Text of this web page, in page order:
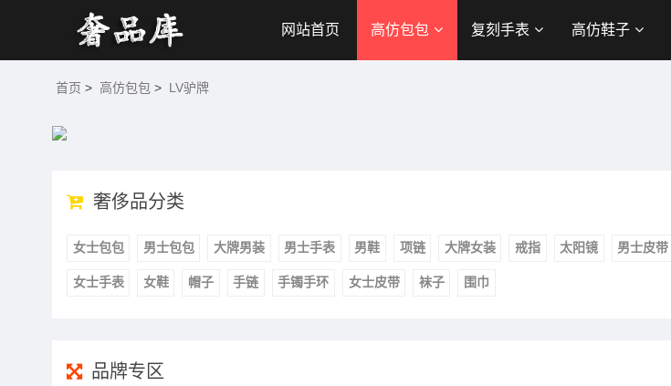
网站首页 高仿包包 复刻手表 高仿鞋子
首页 > 高仿包包 > LV驴牌
奢侈品分类
女士包包 男士包包 大牌男装 男士手表 男鞋 项链 大牌女装 戒指 太阳镜 男士皮带
女士手表 女鞋 帽子 手链 手镯手环 女士皮带 袜子 围巾
品牌专区